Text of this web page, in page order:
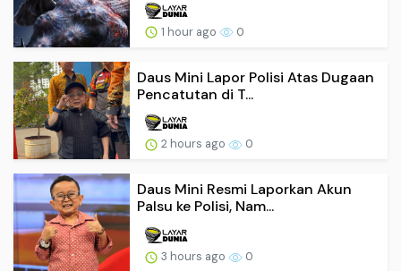
1 hour ago 0
Daus Mini Lapor Polisi Atas Dugaan
Pencatutan di T...
2 hours ago 0
Daus Mini Resmi Laporkan Akun
Palsu ke Polisi, Nam...
3 hours ago 0